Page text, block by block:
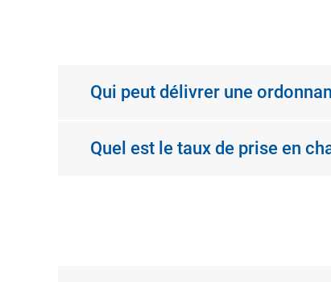
Qui peut délivrer une
Quel est le taux de prise en